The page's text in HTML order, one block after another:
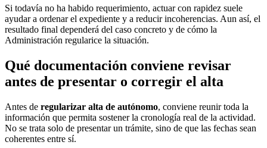
Si todavía no ha habido requerimiento, actuar con rapidez suele
ayudar a ordenar el expediente y a reducir incoherencias. Aun así, el
resultado final dependerá del caso concreto y de cómo la
Administración regularice la situación.
Qué documentación conviene revisar
antes de presentar o corregir el alta
Antes de regularizar alta de autónomo, conviene reunir toda la
información que permita sostener la cronología real de la actividad.
No se trata solo de presentar un trámite, sino de que las fechas sean
coherentes entre sí.